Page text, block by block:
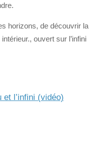
horizons, de découvrir la
ouvert sur l’infini
et l’infini (vidéo)